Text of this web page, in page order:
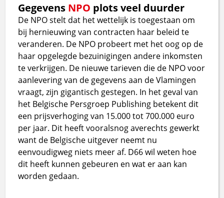
Gegevens NPO plots veel duurder
De NPO stelt dat het wettelijk is toegestaan om
bij hernieuwing van contracten haar beleid te
veranderen. De NPO probeert met het oog op de
haar opgelegde bezuinigingen andere inkomsten
te verkrijgen. De nieuwe tarieven die de NPO voor
aanlevering van de gegevens aan de Vlamingen
vraagt, zijn gigantisch gestegen. In het geval van
het Belgische Persgroep Publishing betekent dit
een prijsverhoging van 15.000 tot 700.000 euro
per jaar. Dit heeft vooralsnog averechts gewerkt
want de Belgische uitgever neemt nu
eenvoudigweg niets meer af. D66 wil weten hoe
dit heeft kunnen gebeuren en wat er aan kan
worden gedaan.